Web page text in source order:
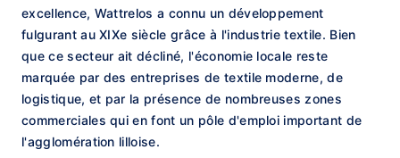
excellence, Wattrelos a connu un développement
fulgurant au XIXe siècle grâce à l'industrie textile. Bien
que ce secteur ait décliné, l'économie locale reste
marquée par des entreprises de textile moderne, de
logistique, et par la présence de nombreuses zones
commerciales qui en font un pôle d'emploi important de
l'agglomération lilloise.